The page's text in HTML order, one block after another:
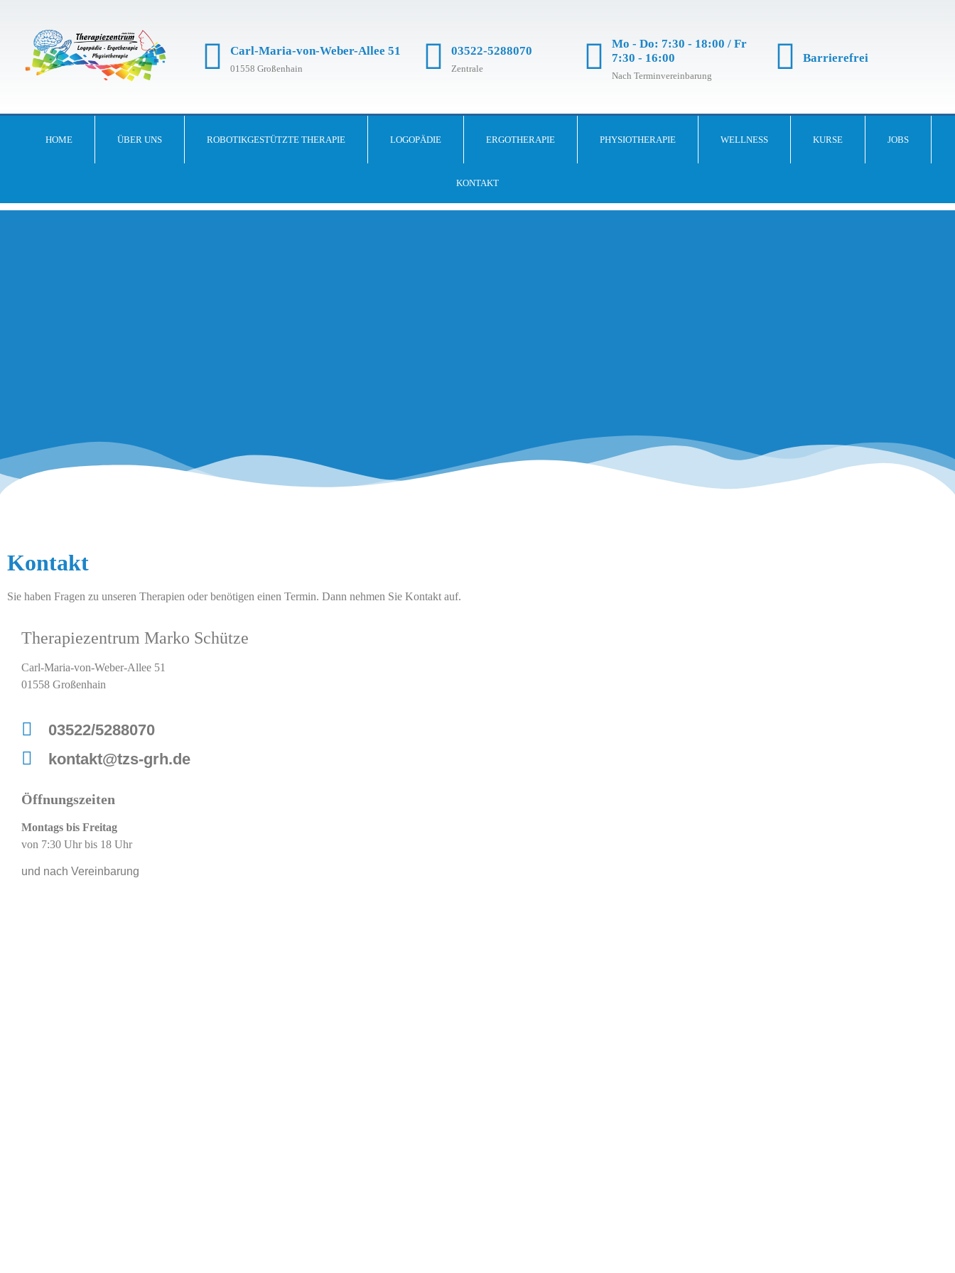
Carl-Maria-von-Weber-Allee 51
01558 Großenhain
03522-5288070
Zentrale
Mo - Do: 7:30 - 18:00 / Fr
7:30 - 16:00
Nach Terminvereinbarung
Barrierefrei
HOME ÜBER UNS ROBOTIKGESTÜTZTE THERAPIE LOGOPÄDIE ERGOTHERAPIE PHYSIOTHERAPIE WELLNESS KURSE JOBS
KONTAKT
Kontakt
Sie haben Fragen zu unseren Therapien oder benötigen einen Termin. Dann nehmen Sie Kontakt auf.
Therapiezentrum Marko Schütze
Carl-Maria-von-Weber-Allee 51
01558 Großenhain
03522/5288070
kontakt@tzs-grh.de
Öffnungszeiten
Montags bis Freitag
von 7:30 Uhr bis 18 Uhr
und nach Vereinbarung